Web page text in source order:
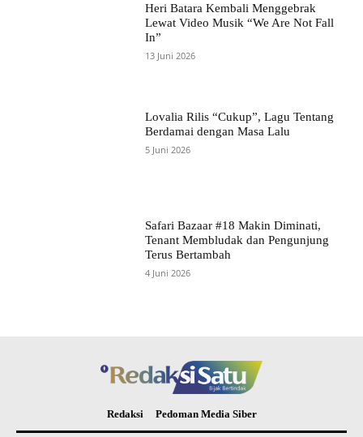
Heri Batara Kembali Menggebrak
Lewat Video Musik “We Are Not Fall
In”
13 Juni 2026
Lovalia Rilis “Cukup”, Lagu Tentang
Berdamai dengan Masa Lalu
5 Juni 2026
Safari Bazaar #18 Makin Diminati,
Tenant Membludak dan Pengunjung
Terus Bertambah
4 Juni 2026
Redaksi Pedoman Media Siber